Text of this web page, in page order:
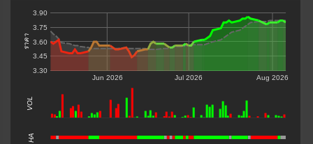
Jun 2026 Jul 2026 Aug 2026
3.30
3.45
3.60
3.75
3.90
ราคา
VOL
HA